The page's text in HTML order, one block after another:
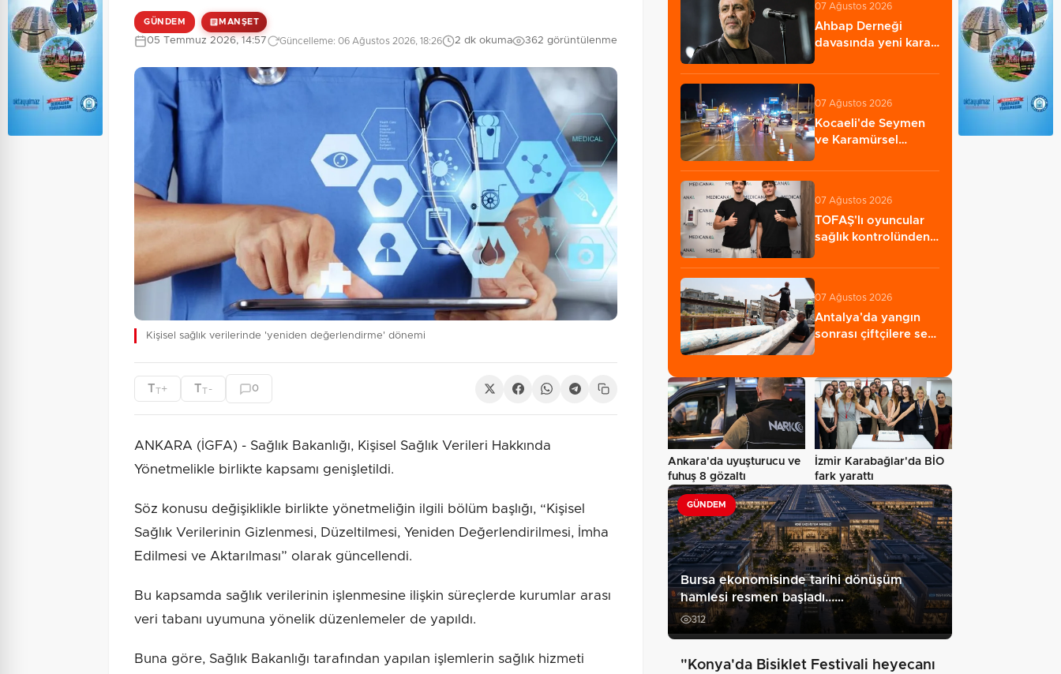
GÜNDEM MANŞET
05 Temmuz 2026, 14:57 Güncelleme: 06 Ağustos 2026, 18:26 2 dk okuma 362 görüntülenme
Kişisel sağlık verilerinde 'yeniden değerlendirme' dönemi
TT+ TT - 0
ANKARA (İGFA) - Sağlık Bakanlığı, Kişisel Sağlık Verileri Hakkında
Yönetmelikle birlikte kapsamı genişletildi.
Söz konusu değişiklikle birlikte yönetmeliğin ilgili bölüm başlığı, “Kişisel
Sağlık Verilerinin Gizlenmesi, Düzeltilmesi, Yeniden Değerlendirilmesi, İmha
Edilmesi ve Aktarılması” olarak güncellendi.
Bu kapsamda sağlık verilerinin işlenmesine ilişkin süreçlerde kurumlar arası
veri tabanı uyumuna yönelik düzenlemeler de yapıldı.
Buna göre, Sağlık Bakanlığı tarafından yapılan işlemlerin sağlık hizmeti
07 Ağustos 2026
Ahbap Derneği
davasında yeni karar:
görevlendirme…
07 Ağustos 2026
Kocaeli'de Seymen
ve Karamürsel
07 Ağustos 2026
TOFAŞ'lı oyuncular
sağlık kontrolünden
07 Ağustos 2026
Antalya'da yangın
sonrası çiftçilere sera
Ankara'da uyuşturucu ve
fuhuş 8 gözaltı
İzmir Karabağlar'da BİO
fark yarattı
GÜNDEM
Bursa ekonomisinde tarihi dönüşüm
hamlesi resmen başladı...…
312
"Konya'da Bisiklet Festivali heyecanı